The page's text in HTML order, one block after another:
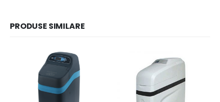
PRODUSE SIMILARE